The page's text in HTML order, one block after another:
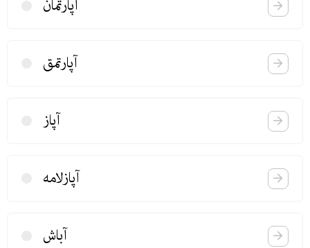
آپارتمان
آپارتمق
آپاز
آپازلامه
آباش